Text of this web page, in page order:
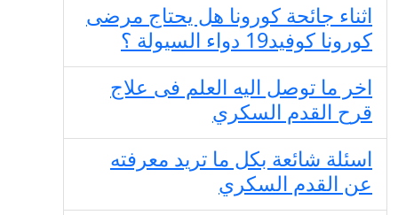
اثناء جائحة كورونا هل يحتاج مرضى
كورونا كوفيد19 دواء السيولة ؟
اخر ما توصل اليه العلم فى علاج
قرح القدم السكري
اسئلة شائعة بكل ما تريد معرفته
عن القدم السكري